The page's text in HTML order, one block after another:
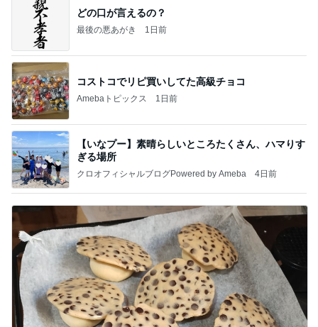
どの口が言えるの？
最後の悪あがき 1日前
コストコでリピ買いしてた高級チョコ
Amebaトピックス 1日前
【いなプー】素晴らしいところたくさん、ハマりす
ぎる場所
クロオフィシャルブログPowered by Ameba 4日前